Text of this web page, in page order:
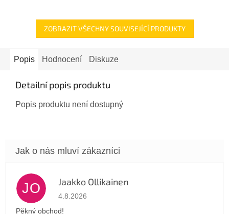
ZOBRAZIT VŠECHNY SOUVISEJÍCÍ PRODUKTY
Popis Hodnocení Diskuze
Detailní popis produktu
Popis produktu není dostupný
JO Jaakko Ollikainen
Hodnocení obchodu je 5 z 5 hvězdiček.
4.8.2026
Pěkný obchod!